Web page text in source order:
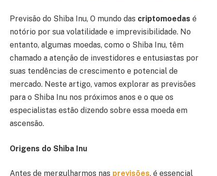
Previsão do Shiba Inu, O mundo das criptomoedas é
notório por sua volatilidade e imprevisibilidade. No
entanto, algumas moedas, como o Shiba Inu, têm
chamado a atenção de investidores e entusiastas por
suas tendências de crescimento e potencial de
mercado. Neste artigo, vamos explorar as previsões
para o Shiba Inu nos próximos anos e o que os
especialistas estão dizendo sobre essa moeda em
ascensão.
Origens do Shiba Inu
Antes de mergulharmos nas previsões, é essencial